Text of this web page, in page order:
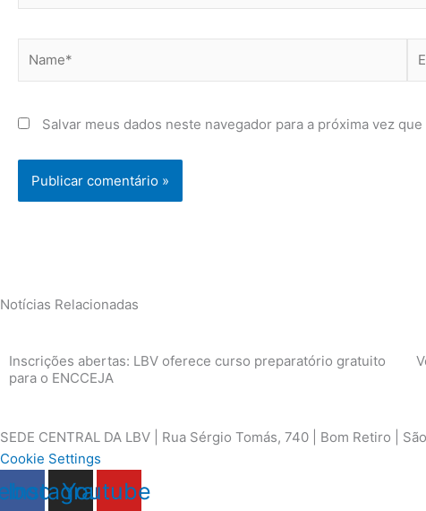
Salvar meus dados neste navegador para a próxima vez
Notícias Relacionadas
Inscrições abertas: LBV oferece curso preparatório gratuito
para o ENCCEJA
SEDE CENTRAL DA LBV | Rua Sérgio Tomás, 740 | Bom Retiro |
Cookie Settings
Instagram
Youtube